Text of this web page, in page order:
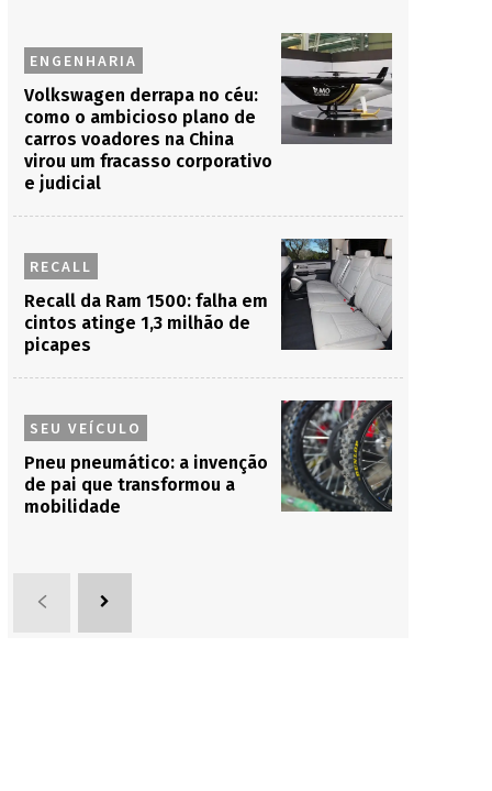
ENGENHARIA
Volkswagen derrapa no céu:
como o ambicioso plano de
carros voadores na China
virou um fracasso corporativo
e judicial
RECALL
Recall da Ram 1500: falha em
cintos atinge 1,3 milhão de
picapes
SEU VEÍCULO
Pneu pneumático: a invenção
de pai que transformou a
mobilidade